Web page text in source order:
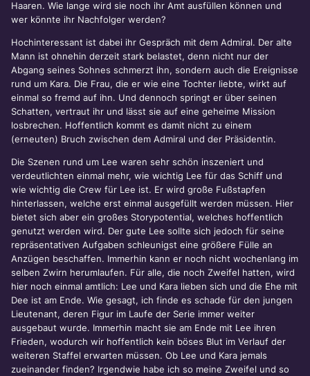
Haaren. Wie lange wird sie noch ihr Amt ausfüllen können und
wer könnte ihr Nachfolger werden?
Hochinteressant ist dabei ihr Gespräch mit dem Admiral. Der alte
Mann ist ohnehin derzeit stark belastet, denn nicht nur der
Abgang seines Sohnes schmerzt ihn, sondern auch die Ereignisse
rund um Kara. Die Frau, die er wie eine Tochter liebte, wirkt auf
einmal so fremd auf ihn. Und dennoch springt er über seinen
Schatten, vertraut ihr und lässt sie auf eine geheime Mission
losbrechen. Hoffentlich kommt es damit nicht zu einem
(erneuten) Bruch zwischen dem Admiral und der Präsidentin.
Die Szenen rund um Lee waren sehr schön inszeniert und
verdeutlichten einmal mehr, wie wichtig Lee für das Schiff und
wie wichtig die Crew für Lee ist. Er wird große Fußstapfen
hinterlassen, welche erst einmal ausgefüllt werden müssen. Hier
bietet sich aber ein großes Storypotential, welches hoffentlich
genutzt werden wird. Der gute Lee sollte sich jedoch für seine
repräsentativen Aufgaben schleunigst eine größere Fülle an
Anzügen beschaffen. Immerhin kann er noch nicht wochenlang im
selben Zwirn herumlaufen. Für alle, die noch Zweifel hatten, wird
hier noch einmal amtlich: Lee und Kara lieben sich und die Ehe mit
Dee ist am Ende. Wie gesagt, ich finde es schade für den jungen
Lieutenant, deren Figur im Laufe der Serie immer weiter
ausgebaut wurde. Immerhin macht sie am Ende mit Lee ihren
Frieden, wodurch wir hoffentlich kein böses Blut im Verlauf der
weiteren Staffel erwarten müssen. Ob Lee und Kara jemals
zueinander finden? Irgendwie habe ich so meine Zweifel und so